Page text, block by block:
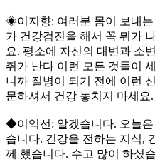
◈이지향: 여러분 몸이 보내는
가 건강검진을 해서 꼭 뭐가
요. 평소에 자신의 대변과 소
쥐가 난다 이런 모든 것들이
니까 질병이 되기 전에 이런
문하셔서 건강 놓치지 마세요.
◆이익선: 알겠습니다. 오늘
습니다. 건강을 전하는 지식,
께 했습니다. 수고 많이 하셨